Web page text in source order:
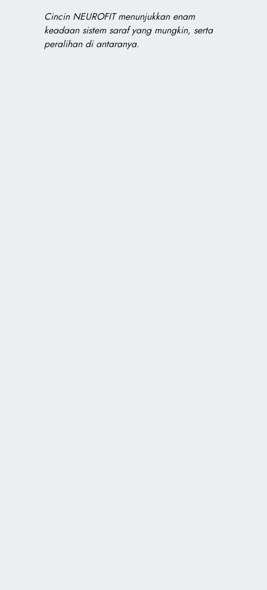
Cincin NEUROFIT menunjukkan enam
keadaan sistem saraf yang mungkin, serta
peralihan di antaranya.